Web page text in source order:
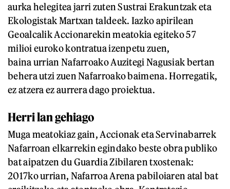
aurka helegitea jarri zuten Sustrai Erakuntzak eta
Ekologistak Martxan taldeek. Iazko apirilean
Geoalcalik Accionarekin meatokia egiteko 57
milioi euroko kontratua izenpetu zuen,
baina urrian Nafarroako Auzitegi Nagusiak bertan
behera utzi zuen Nafarroako baimena. Horregatik,
ez atzera ez aurrera dago proiektua.
Herri lan gehiago
Muga meatokiaz gain, Accionak eta Servinabarrek
Nafarroan elkarrekin egindako beste obra publiko
bat aipatzen du Guardia Zibilaren txostenak:
2017ko urrian, Nafarroa Arena pabiloiaren atal bat